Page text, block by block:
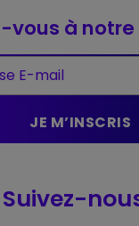
vous à
Suivez-